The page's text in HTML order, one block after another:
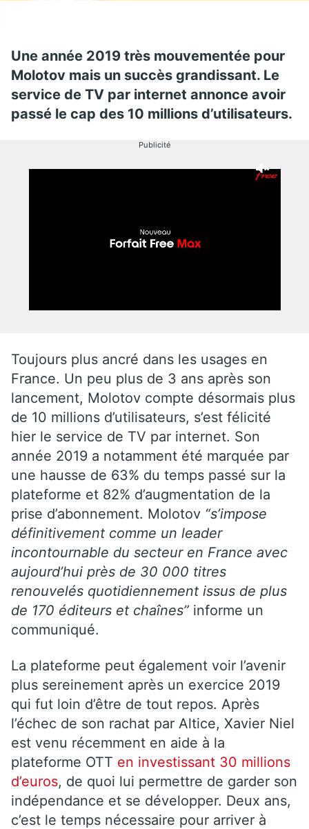
Une année 2019 très mouvementée pour
Molotov mais un succès grandissant. Le
service de TV par internet annonce avoir
passé le cap des 10 millions d’utilisateurs.
Publicité
Toujours plus ancré dans les usages en
France. Un peu plus de 3 ans après son
lancement, Molotov compte désormais plus
de 10 millions d’utilisateurs, s’est félicité
hier le service de TV par internet. Son
année 2019 a notamment été marquée par
une hausse de 63% du temps passé sur la
plateforme et 82% d’augmentation de la
prise d’abonnement. Molotov “s’impose
définitivement comme un leader
incontournable du secteur en France avec
aujourd’hui près de 30 000 titres
renouvelés quotidiennement issus de plus
de 170 éditeurs et chaînes” informe un
communiqué.
La plateforme peut également voir l’avenir
plus sereinement après un exercice 2019
qui fut loin d’être de tout repos. Après
l’échec de son rachat par Altice, Xavier Niel
est venu récemment en aide à la
plateforme OTT en investissant 30 millions
d’euros, de quoi lui permettre de garder son
indépendance et se développer. Deux ans,
c’est le temps nécessaire pour arriver à